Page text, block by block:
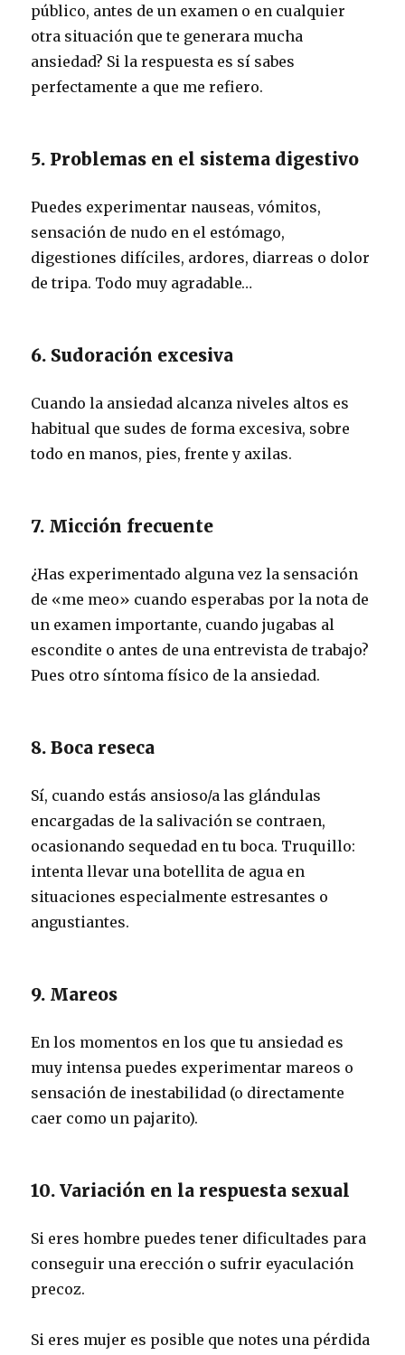
público, antes de un examen o en cualquier
otra situación que te generara mucha
ansiedad? Si la respuesta es sí sabes
perfectamente a que me refiero.
5. Problemas en el sistema digestivo
Puedes experimentar nauseas, vómitos,
sensación de nudo en el estómago,
digestiones difíciles, ardores, diarreas o dolor
de tripa. Todo muy agradable…
6. Sudoración excesiva
Cuando la ansiedad alcanza niveles altos es
habitual que sudes de forma excesiva, sobre
todo en manos, pies, frente y axilas.
7. Micción frecuente
¿Has experimentado alguna vez la sensación
de «me meo» cuando esperabas por la nota de
un examen importante, cuando jugabas al
escondite o antes de una entrevista de trabajo?
Pues otro síntoma físico de la ansiedad.
8. Boca reseca
Sí, cuando estás ansioso/a las glándulas
encargadas de la salivación se contraen,
ocasionando sequedad en tu boca. Truquillo:
intenta llevar una botellita de agua en
situaciones especialmente estresantes o
angustiantes.
9. Mareos
En los momentos en los que tu ansiedad es
muy intensa puedes experimentar mareos o
sensación de inestabilidad (o directamente
caer como un pajarito).
10. Variación en la respuesta sexual
Si eres hombre puedes tener dificultades para
conseguir una erección o sufrir eyaculación
precoz.
Si eres mujer es posible que notes una pérdida